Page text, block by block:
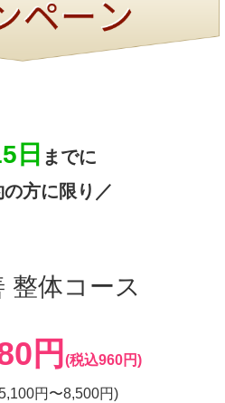
日 までに
の方に限り／
整体コース
円 (税込960円)
円〜8,500円)